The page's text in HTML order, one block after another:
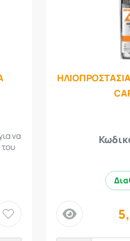
να
του
ΗΛΙΟΠΡΟΣΤΑΣΙΑ
price